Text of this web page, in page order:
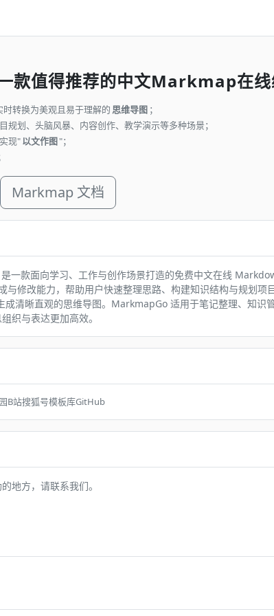
值得推荐的中文Markmap在线
转换为美观且易于理解的 思维导图 ；
规划、头脑风暴、内容创作、教学演示等多种场景；
现"以文作图"；
Markmap 文档
一款面向学习、工作与创作场景打造的免费中文在线
与修改能力，帮助用户快速整理思路、构建知识结构与规划项
清晰直观的思维导图。MarkmapGo 适用于笔记整理、知识
织与表达更加高效。
B站搜狐号模板库GitHub
地方，请联系我们。